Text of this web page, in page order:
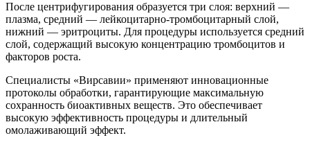
После центрифугирования образуется три слоя: верхний —
плазма, средний — лейкоцитарно-тромбоцитарный слой,
нижний — эритроциты. Для процедуры используется средний
слой, содержащий высокую концентрацию тромбоцитов и
факторов роста.
Специалисты «Вирсавии» применяют инновационные
протоколы обработки, гарантирующие максимальную
сохранность биоактивных веществ. Это обеспечивает
высокую эффективность процедуры и длительный
омолаживающий эффект.